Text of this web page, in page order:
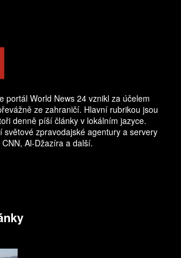
portál World News 24 vznikl za účelem
ze zahraničí. Hlavní rubrikou jsou
denně píší články v lokálním jazyce.
světové zpravodajské agentury a servery
Al-Džazíra a další.